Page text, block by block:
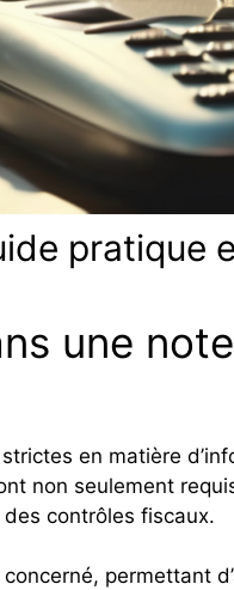
pratique
une
en matière
non seulement
contrôles fiscaux.
permettant